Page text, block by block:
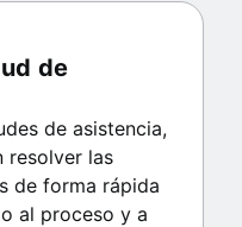
de
de asistencia,
resolver las
de forma rápida
al proceso y a